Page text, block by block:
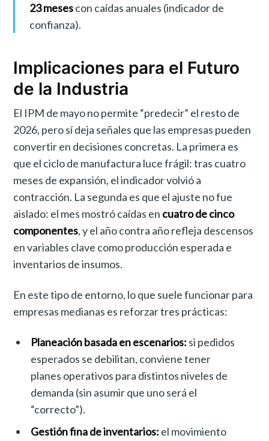
23 mesescon caídas anuales (indicador de
confianza).
Implicaciones para el Futuro
de la Industria
El IPM de mayo no permite “predecir” el resto de
2026, pero sí deja señales que las empresas pueden
convertir en decisiones concretas. La primera es
que el ciclo de manufactura luce frágil: tras cuatro
meses de expansión, el indicador volvió a
contracción. La segunda es que el ajuste no fue
aislado: el mes mostró caídas en cuatro de cinco
componentes, y el año contra año refleja descensos
en variables clave como producción esperada e
inventarios de insumos.
En este tipo de entorno, lo que suele funcionar para
empresas medianas es reforzar tres prácticas:
Planeación basada en escenarios: si pedidos
esperados se debilitan, conviene tener
planes operativos para distintos niveles de
demanda (sin asumir que uno será el
“correcto”).
Gestión fina de inventarios: el movimiento